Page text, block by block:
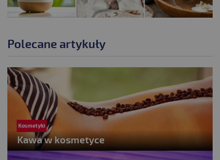
Polecane artykuły
Kawa w kosmetyce
Kosmetyki